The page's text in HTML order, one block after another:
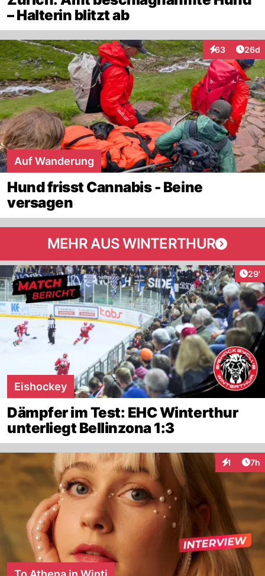
– Halterin blitzt ab
63
Interaktionen
26d
Auf Wanderung
Hund frisst Cannabis - Beine
versagen
MEHR AUS WINTERTHUR
29'
Eishockey
Dämpfer im Test: EHC Winterthur
unterliegt Bellinzona 1:3
1 7h